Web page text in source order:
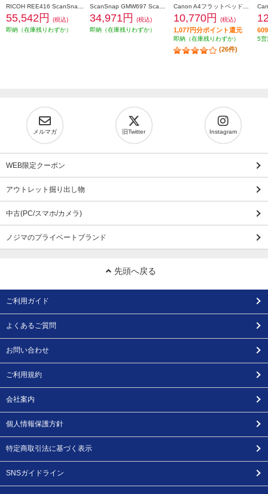
55,542円
(税込)
即納（在庫残りわずか）
34,971円
(税込)
即納（在庫残りわずか）
10,770円 (税込)
1,077円分ポイント還元
即納（在庫残りわずか）
(26件)
5営
メルマガ 旧Twitter Instagram
WEB限定クーポン
アウトレット掘り出し物
中古(PC/スマホ/カメラ)
ノジマのプライベートブランド
先頭へ戻る
ご利用ガイド
よくあるご質問
お問い合わせ
ご利用規約
会社案内
個人情報保護方針
特定商取引法に基づく表示
SNSガイドライン